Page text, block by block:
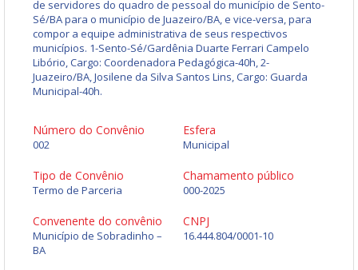
de servidores do quadro de pessoal do município de Sento-
Sé/BA para o município de Juazeiro/BA, e vice-versa, para
compor a equipe administrativa de seus respectivos
municípios. 1-Sento-Sé/Gardênia Duarte Ferrari Campelo
Libório, Cargo: Coordenadora Pedagógica-40h, 2-
Juazeiro/BA, Josilene da Silva Santos Lins, Cargo: Guarda
Municipal-40h.
Número do Convênio
002
Esfera
Municipal
Tipo de Convênio
Termo de Parceria
Chamamento público
000-2025
Convenente do convênio
Município de Sobradinho –
BA
CNPJ
16.444.804/0001-10